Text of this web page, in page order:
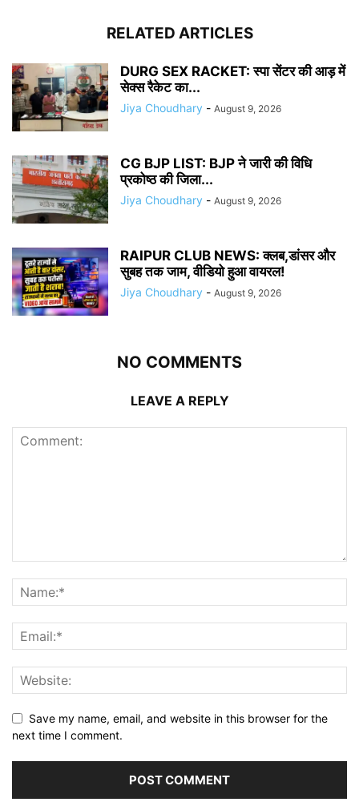
RELATED ARTICLES
DURG SEX RACKET: स्पा सेंटर की आड़ में
सेक्स रैकेट का...
Jiya Choudhary - August 9, 2026
CG BJP LIST: BJP ने जारी की विधि
प्रकोष्ठ की जिला...
Jiya Choudhary - August 9, 2026
RAIPUR CLUB NEWS: क्लब,डांसर और
सुबह तक जाम, वीडियो हुआ वायरल!
Jiya Choudhary - August 9, 2026
NO COMMENTS
LEAVE A REPLY
Save my name, email, and website in this browser for the
next time I comment.